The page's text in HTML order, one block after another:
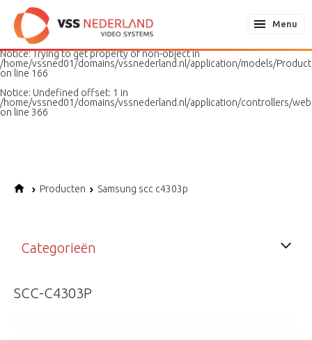
Notice: Undefined variable: page in
/home/vssned01/domains/vssnederland.nl/application/models/
on line
187
Notice: Trying to get property of non-object in
/home/vssned01/domains/vssnederland.nl/application/models/
on line 166
Notice: Undefined offset: 1 in
/home/vssned01/domains/vssnederland.nl/application/controllers/
on line 366
Menu
Producten Samsung scc c4303p
Categorieën
SCC-C4303P